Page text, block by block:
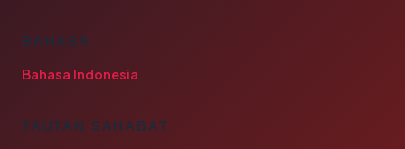
BAHASA
Bahasa Indonesia
TAUTAN SAHABAT